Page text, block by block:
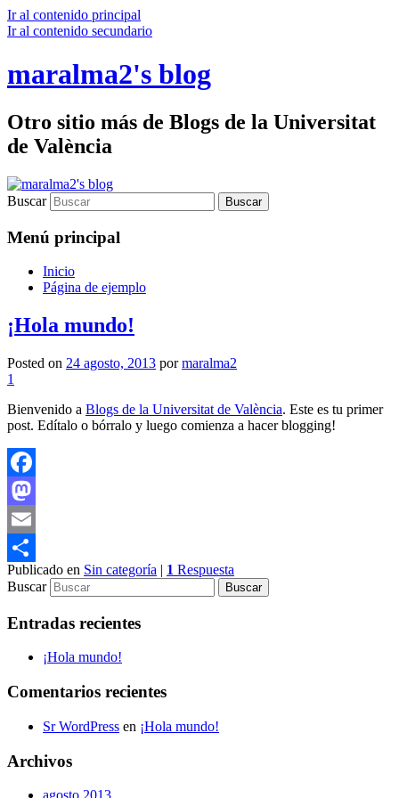
Ir al contenido principal
Ir al contenido secundario
maralma2's blog
Otro sitio más de Blogs de la Universitat
de València
Buscar
Menú principal
Inicio
Página de ejemplo
¡Hola mundo!
Posted on 24 agosto, 2013 pormaralma2
1
Bienvenido a Blogs de la Universitat de València. Este es tu primer
post. Edítalo o bórralo y luego comienza a hacer blogging!
Facebook
Mastodon
Email
Compartir
Publicado en Sin categoría | 1 Respuesta
Buscar
Entradas recientes
¡Hola mundo!
Comentarios recientes
Sr WordPress en ¡Hola mundo!
Archivos